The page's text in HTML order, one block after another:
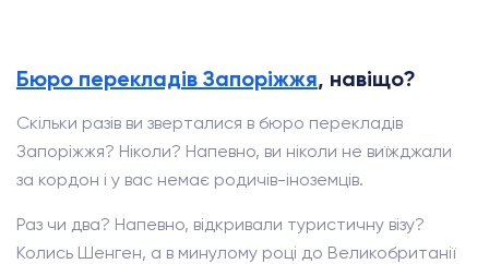
Бюро перекладів Запоріжжя, навіщо?
Скільки разів ви зверталися в бюро перекладів
Запоріжжя? Ніколи? Напевно, ви ніколи не виїжджали
за кордон і у вас немає родичів-іноземців.
Раз чи два? Напевно, відкривали туристичну візу?
Колись Шенген, а в минулому році до Великобританії